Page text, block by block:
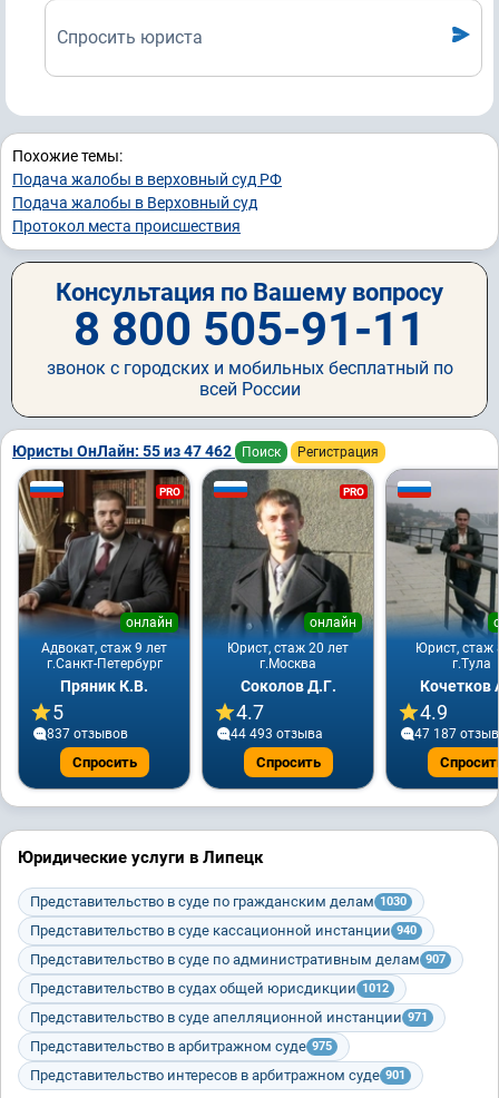
Спросить юриста
Похожие темы:
Подача жалобы в верховный суд РФ
Подача жалобы в Верховный суд
Протокол места происшествия
Консультация по Вашему вопросу
8 800 505-91-11
звонок с городских и мобильных бесплатный по
всей России
Юристы ОнЛайн: 55 из 47 462 Поиск Регистрация
PRO
Адвокат, стаж 9 лет
онлайн
г.Санкт-Петербург
Пряник К.В.
5
837 отзывов
Спросить
PRO
Юрист, стаж 20 лет
онлайн
г.Москва
Соколов Д.Г.
4.7
44 493 отзывa
Спросить
Юрист, стаж
г.Тула
Кочетков
4.9
47 187
Юридические услуги в Липецк
Представительство в суде по гражданским делам 1030
Представительство в суде кассационной инстанции 940
Представительство в суде по административным делам 907
Представительство в судах общей юрисдикции 1012
Представительство в суде апелляционной инстанции 971
Представительство в арбитражном суде 975
Представительство интересов в арбитражном суде 901